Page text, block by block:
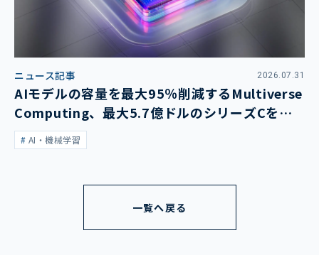
ニュース記事 2026.07.31
AIモデルの容量を最大95％削減するMultiverse
Computing、最大5.7億ドルのシリーズCを発
表AI・機械学習
一覧へ戻る